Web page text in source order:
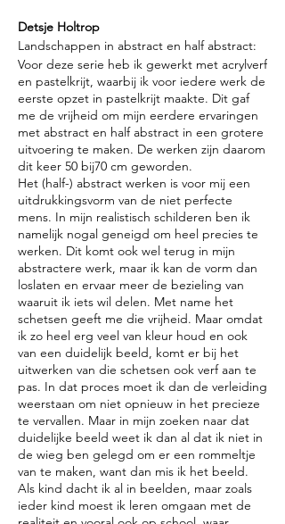
Detsje Holtrop
Landschappen in abstract en half abstract:
Voor deze serie heb ik gewerkt met acrylverf
en pastelkrijt, waarbij ik voor iedere werk de
eerste opzet in pastelkrijt maakte. Dit gaf
me de vrijheid om mijn eerdere ervaringen
met abstract en half abstract in een grotere
uitvoering te maken. De werken zijn daarom
dit keer 50 bij70 cm geworden.
Het (half-) abstract werken is voor mij een
uitdrukkingsvorm van de niet perfecte
mens. In mijn realistisch schilderen ben ik
namelijk nogal geneigd om heel precies te
werken. Dit komt ook wel terug in mijn
abstractere werk, maar ik kan de vorm dan
loslaten en ervaar meer de bezieling van
waaruit ik iets wil delen. Met name het
schetsen geeft me die vrijheid. Maar omdat
ik zo heel erg veel van kleur houd en ook
van een duidelijk beeld, komt er bij het
uitwerken van die schetsen ook verf aan te
pas. In dat proces moet ik dan de verleiding
weerstaan om niet opnieuw in het precieze
te vervallen. Maar in mijn zoeken naar dat
duidelijke beeld weet ik dan al dat ik niet in
de wieg ben gelegd om er een rommeltje
van te maken, want dan mis ik het beeld.
Als kind dacht ik al in beelden, maar zoals
ieder kind moest ik leren omgaan met de